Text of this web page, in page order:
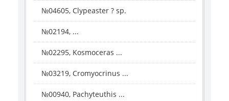
№04605, Clypeaster ? sp.
№02194, ...
№02295, Kosmoceras ...
№03219, Cromyocrinus ...
№00940, Pachyteuthis ...